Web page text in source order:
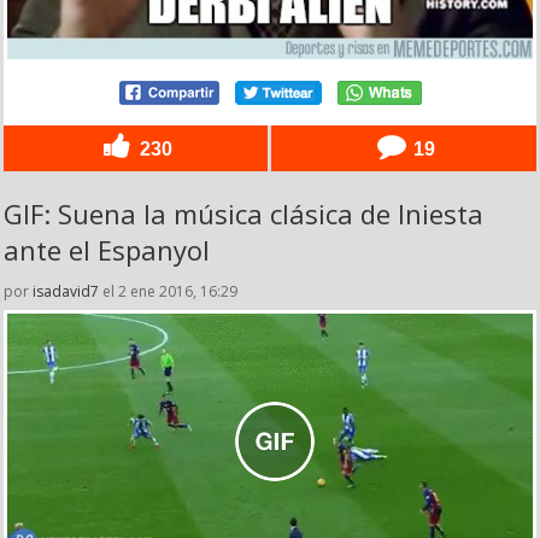
230 19
GIF: Suena la música clásica de Iniesta
ante el Espanyol
por isadavid7 el 2 ene 2016, 16:29